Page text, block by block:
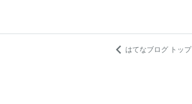
はてなブログ トップ